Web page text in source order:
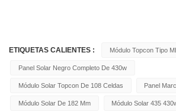
ETIQUETAS CALIENTES : Módulo Topcon Tipo
Panel Solar Negro Completo De 430w
Módulo Solar Topcon De 108 Celdas Panel
Módulo Solar De 182 Mm Módulo Solar 435